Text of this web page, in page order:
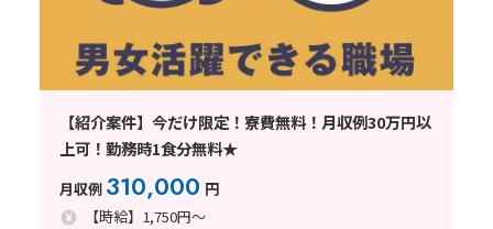
【紹介案件】今だけ限定！寮費無料！月収例30万円以
上可！勤務時1食分無料★
月収例 310,000 円
【時給】1,750円～